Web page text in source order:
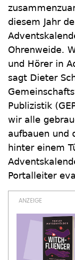
diesem Jahr
Ohrenweide.
und Hörer in
sagt Dieter
Publizistik
wir alle
aufbauen und
hinter einem
Portalleiter